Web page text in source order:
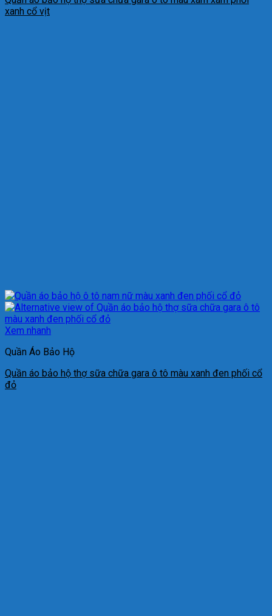
xanh cổ vịt
Xem nhanh
Quần Áo Bảo Hộ
Quần áo bảo hộ thợ sữa chữa gara ô tô màu xanh đen phối cổ
đỏ